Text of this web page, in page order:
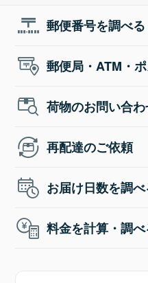
郵便番号を調べる
郵便局・ATM・
荷物のお問い合
再配達のご依頼
お届け日数を調べ
料金を計算・調べ